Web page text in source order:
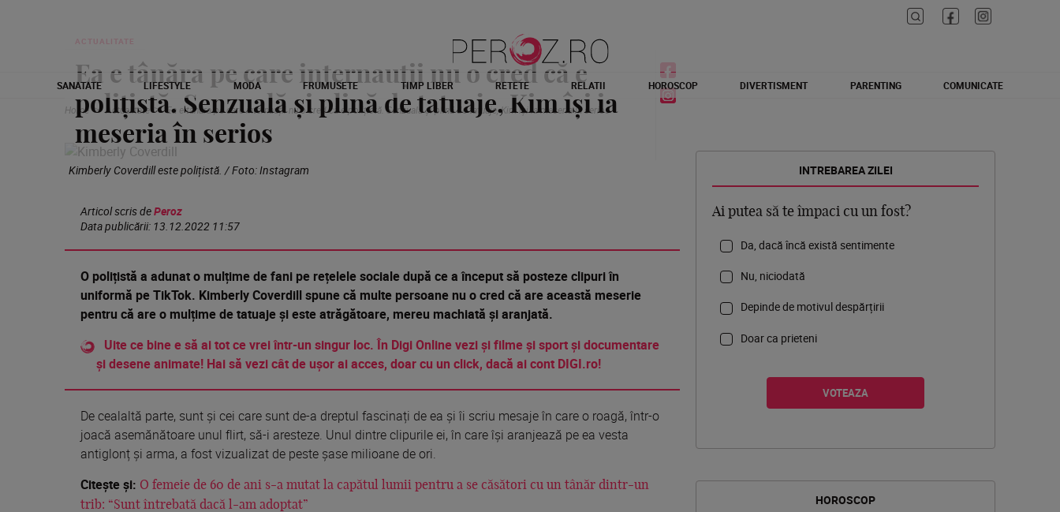
SANATATE LIFESTYLE MODA FRUMUSETE TIMP LIBER RETETE RELATII HOROSCOP DIVERTISMENT PARENTING
COMUNICATE
Home
Actualitate Ea e tânăra pe care internauții nu o cred că e polițistă. Senzuală și plină de tatuaje, Kim își ia meseria în serios
ACTUALITATE
Kimberly Coverdill este polițistă. / Foto: Instagram
Ea e tânăra pe care internauții nu o cred că e
polițistă. Senzuală și plină de tatuaje, Kim își ia
meseria în serios
Articol scris dePeroz
Data publicării: 13.12.2022 11:57
O polițistă a adunat o mulțime de fani pe rețelele sociale după ce a început să posteze clipuri în
uniformă pe TikTok. Kimberly Coverdill spune că multe persoane nu o cred că are această meserie
pentru că are o mulțime de tatuaje și este atrăgătoare, mereu machiată și aranjată.
Uite ce bine e să ai tot ce vrei într-un singur loc. În Digi Online vezi și filme și sport și documentare
și desene animate! Hai să vezi cât de ușor ai acces, doar cu un click, dacă ai cont DIGI.ro!
De cealaltă parte, sunt și cei care sunt de-a dreptul fascinați de ea și îi scriu mesaje în care o roagă, într-o
joacă asemănătoare unul flirt, să-i aresteze. Unul dintre clipurile ei, în care își aranjează pe ea vesta
antiglonț și arma, a fost vizualizat de peste șase milioane de ori.
Citește și: O femeie de 60 de ani s-a mutat la capătul lumii pentru a se căsători cu un tânăr dintr-un
trib: “Sunt întrebată dacă l-am adoptat”
INTREBAREA ZILEI
Ai putea să te împaci cu un fost?
Da, dacă încă există sentimente
Nu, niciodată
Depinde de motivul despărțirii
Doar ca prieteni
HOROSCOP